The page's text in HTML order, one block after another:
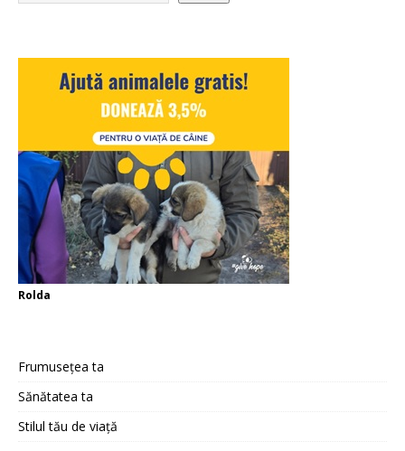
Rolda
Frumusețea ta
Sănătatea ta
Stilul tău de viață